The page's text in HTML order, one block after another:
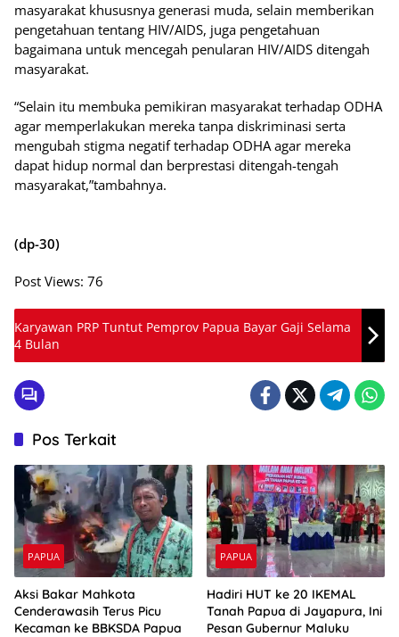
masyarakat khususnya generasi muda, selain memberikan
pengetahuan tentang HIV/AIDS, juga pengetahuan
bagaimana untuk mencegah penularan HIV/AIDS ditengah
masyarakat.
“Selain itu membuka pemikiran masyarakat terhadap ODHA
agar memperlakukan mereka tanpa diskriminasi serta
mengubah stigma negatif terhadap ODHA agar mereka
dapat hidup normal dan berprestasi ditengah-tengah
masyarakat,”tambahnya.
(dp-30)
Post Views: 76
Karyawan PRP Tuntut Pemprov Papua Bayar Gaji Selama
4 Bulan
Pos Terkait
PAPUA
Aksi Bakar Mahkota
Cenderawasih Terus Picu
Kecaman ke BBKSDA Papua
PAPUA
Hadiri HUT ke 20 IKEMAL
Tanah Papua di Jayapura, Ini
Pesan Gubernur Maluku